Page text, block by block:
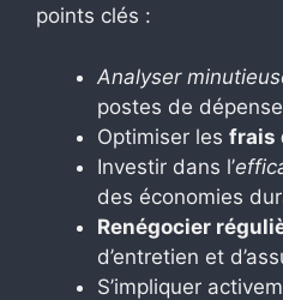
points clés :
Analyser
postes de
Optimiser les frais
Investir dans l’
des économies
Renégocier
d’entretien et
S’impliquer